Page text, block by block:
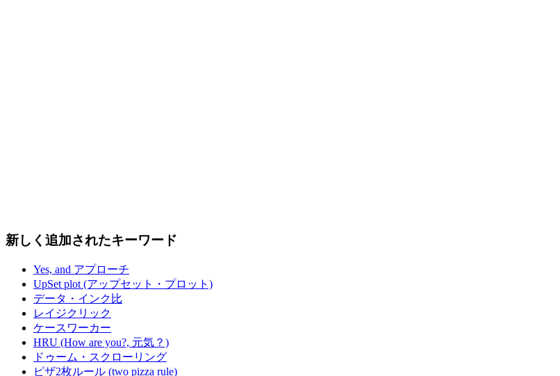
新しく追加されたキーワード
Yes, and アプローチ
UpSet plot (アップセット・プロット)
データ・インク比
レイジクリック
ケースワーカー
HRU (How are you?, 元気？)
ドゥーム・スクローリング
ピザ2枚ルール (two pizza rule)